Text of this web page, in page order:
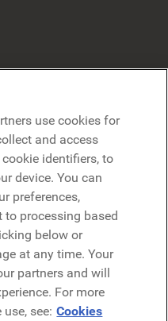
use cookies for
and access
identifiers, to
device. You can
preferences,
processing based
below or
at any time. Your
partners and will
For more
see: Cookies